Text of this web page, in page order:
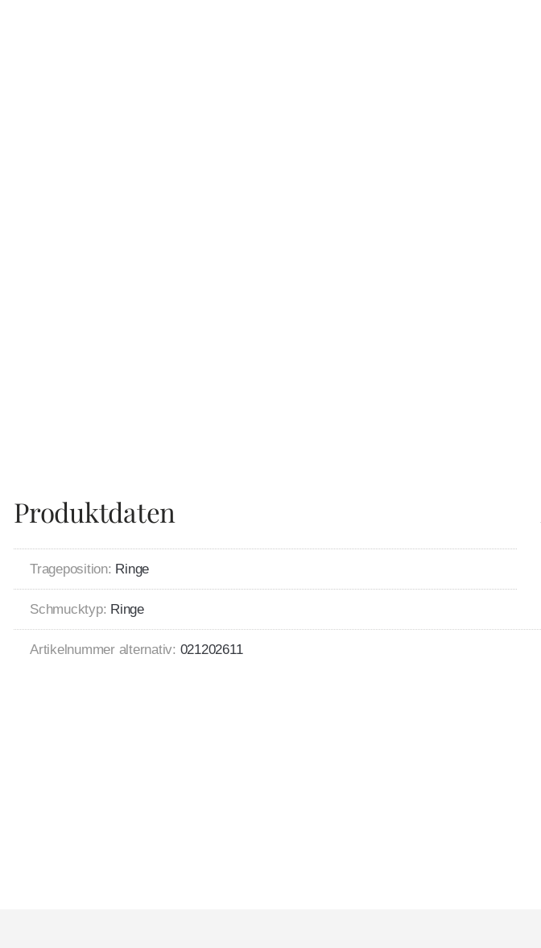
Produktdaten
Trageposition: Ringe
Schmucktyp: Ringe
Artikelnummer alternativ: 021202611